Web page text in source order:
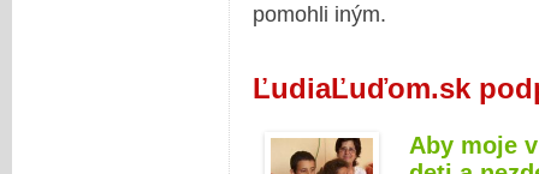
pomohli iným.
ĽudiaĽuďom.sk
Aby moje